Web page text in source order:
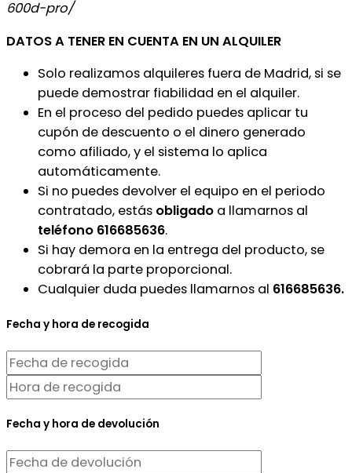
600d-pro/
DATOS A TENER EN CUENTA EN UN ALQUILER
Solo realizamos alquileres fuera de Madrid, si se
puede demostrar fiabilidad en el alquiler.
En el proceso del pedido puedes aplicar tu
cupón de descuento o el dinero generado
como afiliado, y el sistema lo aplica
automáticamente.
Si no puedes devolver el equipo en el periodo
contratado, estás obligado a llamarnos al
teléfono 616685636.
Si hay demora en la entrega del producto, se
cobrará la parte proporcional.
Cualquier duda puedes llamarnos al 616685636.
Fecha y hora de recogida
Fecha y hora de devolución